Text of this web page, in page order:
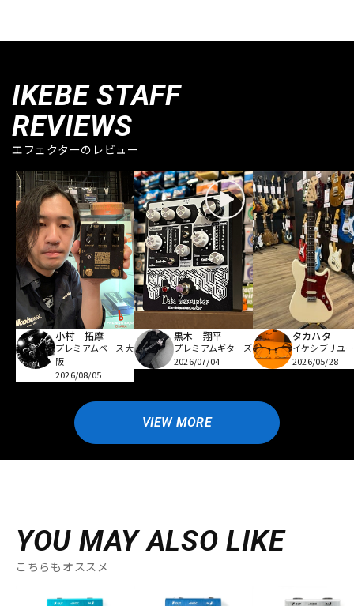
IKEBE STAFF
REVIEWS
エフェクターのレビュー
小村 拓摩
プレミアムベース大
阪
2026/08/05
黒木 翔平
プレミアムギターズ
2026/07/04
タカハタ
イケシブリユ
2026/05/28
VIEW MORE
YOU MAY ALSO LIKE
こちらもオススメ